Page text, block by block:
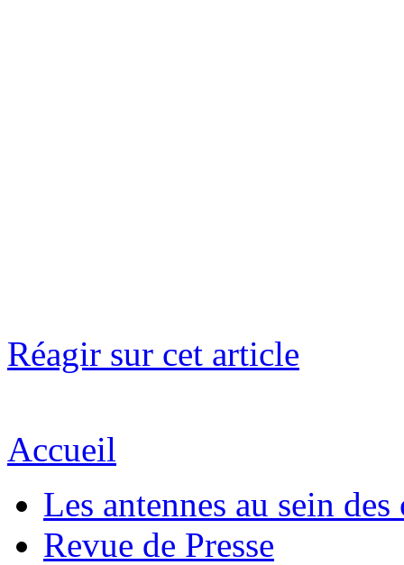
Réagir sur cet article
Accueil
Les antennes au sein des
Revue de Presse